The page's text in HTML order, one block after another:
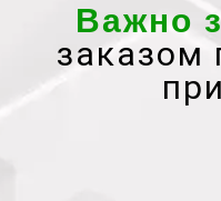
Важно
заказом